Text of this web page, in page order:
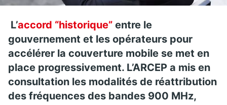
L’accord “historique” entre le
gouvernement et les opérateurs pour
accélérer la couverture mobile se met en
place progressivement. L’ARCEP a mis en
consultation les modalités de réattribution
des fréquences des bandes 900 MHz,